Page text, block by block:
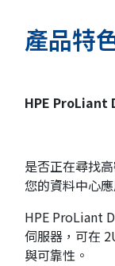
產品特
HPE ProLiant
是否正在尋找
您的資料中心
HPE ProLiant
伺服器，可在
與可靠性。